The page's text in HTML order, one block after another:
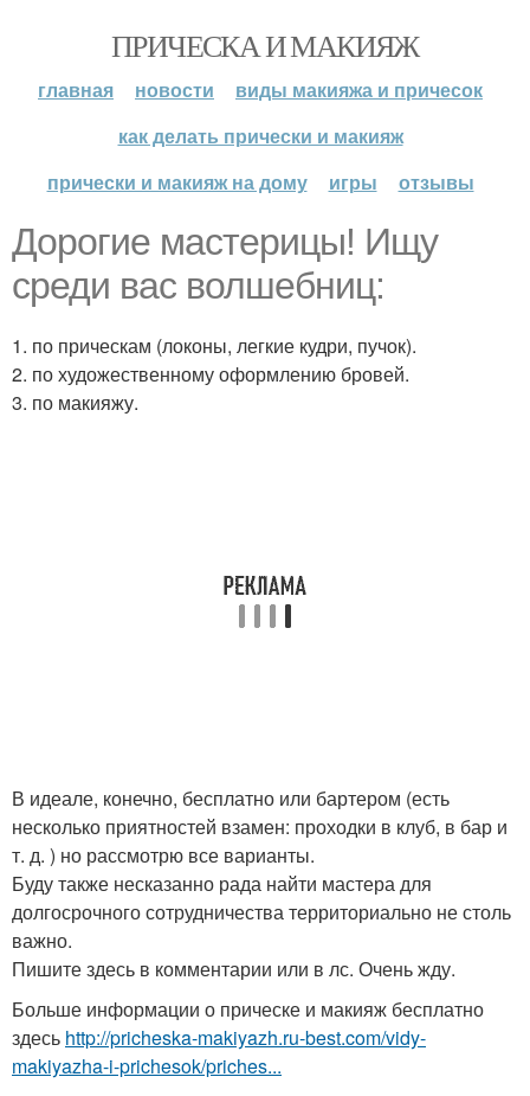
ПРИЧЕСКА И МАКИЯЖ
главная новости
виды макияжа и причесок
как делать прически и макияж
прически и макияж на дому
игры отзывы
Дорогие мастерицы! Ищу
среди вас волшебниц:
1. по прическам (локоны, легкие кудри, пучок).
2. по художественному оформлению бровей.
3. по макияжу.
В идеале, конечно, бесплатно или бартером (есть
несколько приятностей взамен: проходки в клуб, в бар и
т. д. ) но рассмотрю все варианты.
Буду также несказанно рада найти мастера для
долгосрочного сотрудничества территориально не столь
важно.
Пишите здесь в комментарии или в лс. Очень жду.
Больше информации о прическе и макияж бесплатно
здесь http://pricheska-makiyazh.ru-best.com/vidy-
makiyazha-i-prichesok/priches...